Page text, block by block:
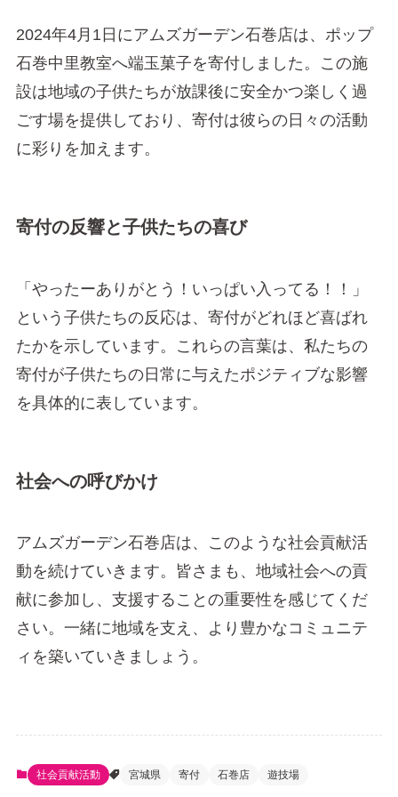
2024年4月1日にアムズガーデン石巻店は、ポップ
石巻中里教室へ端玉菓子を寄付しました。この施
設は地域の子供たちが放課後に安全かつ楽しく過
ごす場を提供しており、寄付は彼らの日々の活動
に彩りを加えます。
寄付の反響と子供たちの喜び
「やったーありがとう！いっぱい入ってる！！」
という子供たちの反応は、寄付がどれほど喜ばれ
たかを示しています。これらの言葉は、私たちの
寄付が子供たちの日常に与えたポジティブな影響
を具体的に表しています。
社会への呼びかけ
アムズガーデン石巻店は、このような社会貢献活
動を続けていきます。皆さまも、地域社会への貢
献に参加し、支援することの重要性を感じてくだ
さい。一緒に地域を支え、より豊かなコミュニテ
ィを築いていきましょう。
社会貢献活動 宮城県 寄付 石巻店 遊技場